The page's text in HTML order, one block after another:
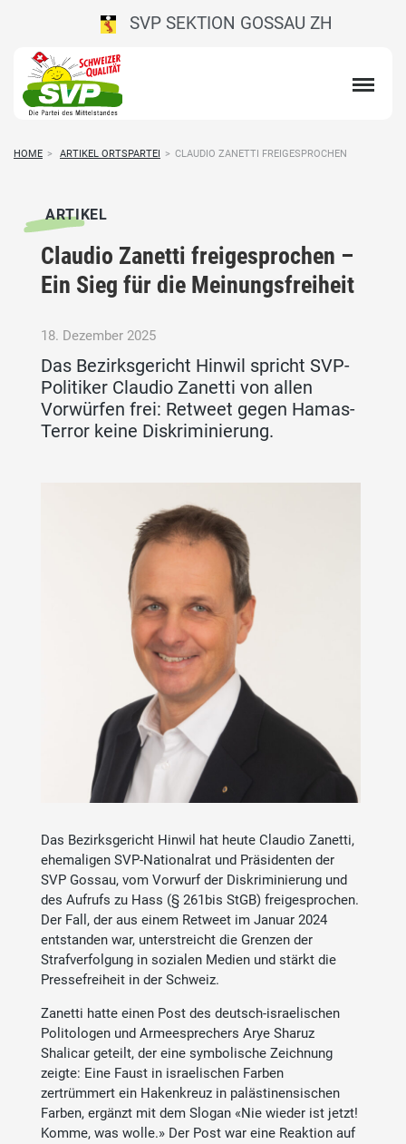
SVP SEKTION GOSSAU ZH
HOME > ARTIKEL ORTSPARTEI > CLAUDIO ZANETTI FREIGESPROCHEN
ARTIKEL
Claudio Zanetti freigesprochen –
Ein Sieg für die Meinungsfreiheit
18. Dezember 2025
Das Bezirksgericht Hinwil spricht SVP-
Politiker Claudio Zanetti von allen
Vorwürfen frei: Retweet gegen Hamas-
Terror keine Diskriminierung.
Das Bezirksgericht Hinwil hat heute Claudio Zanetti,
ehemaligen SVP-Nationalrat und Präsidenten der
SVP Gossau, vom Vorwurf der Diskriminierung und
des Aufrufs zu Hass (§ 261bis StGB) freigesprochen.
Der Fall, der aus einem Retweet im Januar 2024
entstanden war, unterstreicht die Grenzen der
Strafverfolgung in sozialen Medien und stärkt die
Pressefreiheit in der Schweiz.
Zanetti hatte einen Post des deutsch-israelischen
Politologen und Armeesprechers Arye Sharuz
Shalicar geteilt, der eine symbolische Zeichnung
zeigte: Eine Faust in israelischen Farben
zertrümmert ein Hakenkreuz in palästinensischen
Farben, ergänzt mit dem Slogan «Nie wieder ist jetzt!
Komme, was wolle.» Der Post war eine Reaktion auf